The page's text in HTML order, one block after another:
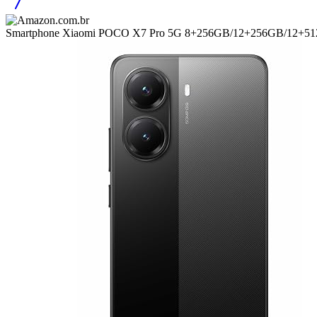
Smartphone Xiaomi POCO X7 Pro 5G 8+256GB/12+256GB/